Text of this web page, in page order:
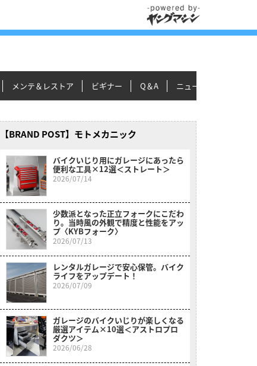
メンテ＆レストア ビギナー Q＆A ニュース＆トピックス
【BRAND POST】モトメカニック
バイクいじり用にガレージにあったら
便利な工具×12選＜ストレート＞
2026/07/14
少数派となった正立フォークにこだわ
り。当時風の外観で精度と性能をアッ
プ〈KYBフォーク〉
2026/07/13
レンタルガレージで安心保管。バイク
ライフをアップデート！
2026/07/09
ガレージのバイクいじりが楽しくなる
厳選アイテム×10選＜アストロプロ
ダクツ＞
2026/06/28